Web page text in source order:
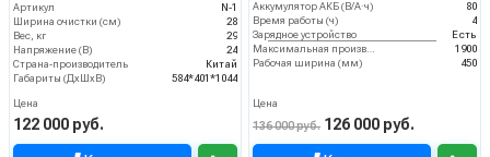
Артикул
N-1
Ширина очистки (см)
28
Вес, кг
29
Напряжение (В)
24
Страна-производитель
Китай
Габариты (ДхШхВ)
584*401*1044
Цена
122 000 руб.
Аккумулятор АКБ (В/А·ч)
80
Время работы (ч)
4
Зарядное устройство
Есть
Максимальная производительность (кв.м/час)
1900
Рабочая ширина (мм)
450
Цена
136 000 руб. 126 000 руб.